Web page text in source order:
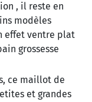
, il reste en
modèles
effet ventre plat
grossesse
ce maillot de
et grandes